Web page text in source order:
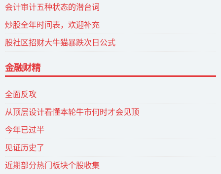
会计审计五种状态的潜台词
炒股全年时间表，欢迎补充
股社区招财大牛猫暴跌次日公式
金融财精
全面反攻
从顶层设计看懂本轮牛市何时才会见顶
今年已过半
见证历史了
近期部分热门板块个股收集